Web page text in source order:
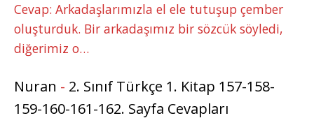
Cevap: Arkadaşlarımızla el ele tutuşup çember
oluşturduk. Bir arkadaşımız bir sözcük söyledi,
diğerimiz o…
Nuran - 2. Sınıf Türkçe 1. Kitap 157-158-
159-160-161-162. Sayfa Cevapları